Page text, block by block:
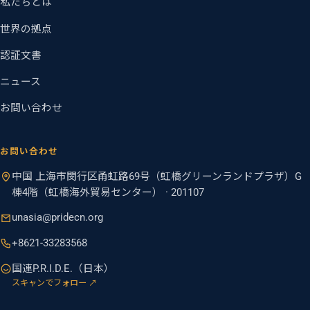
世界の拠点
認証文書
ニュース
お問い合わせ
お問い合わせ
中国 上海市閔行区甬虹路69号（虹橋グリーンランドプラザ）G
棟4階（虹橋海外貿易センター） · 201107
unasia@pridecn.org
+8621-33283568
国連P.R.I.D.E.（日本）
スキャンでフォロー ↗